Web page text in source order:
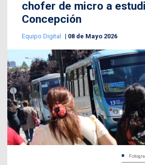
chofer de micro a
Concepción
Equipo Digital 08 de Mayo 2026